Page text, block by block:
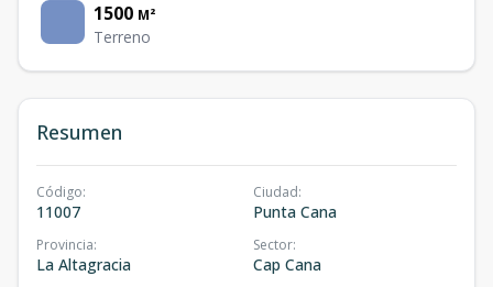
1500 M²
Terreno
Resumen
Código:
11007
Ciudad:
Punta Cana
Provincia:
La Altagracia
Sector:
Cap Cana